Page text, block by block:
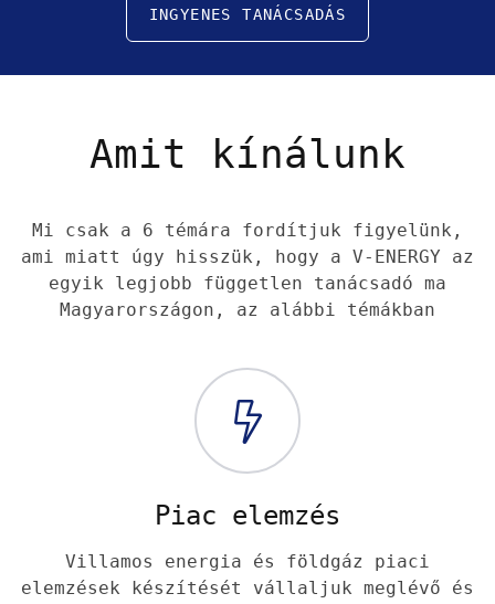
INGYENES TANÁCSADÁS
Amit kínálunk
Mi csak a 6 témára fordítjuk figyelünk,
ami miatt úgy hisszük, hogy a V-ENERGY az
egyik legjobb független tanácsadó ma
Magyarországon, az alábbi témákban
Piac elemzés
Villamos energia és földgáz piaci
elemzések készítését vállaljuk meglévő és